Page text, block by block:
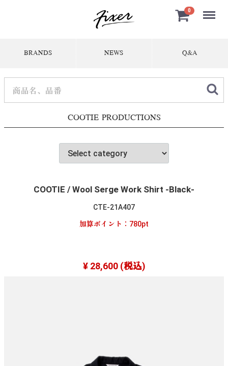
0 Menu
BRANDS NEWS Q&A
COOTIE PRODUCTIONS
COOTIE / Wool Serge Work Shirt -Black-
CTE-21A407
加算ポイント： 780pt
¥ 28,600(税込)